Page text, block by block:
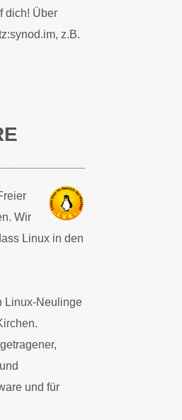
dich! Über
z.B.
Wir
Linux in den
Linux-Neulinge
und für